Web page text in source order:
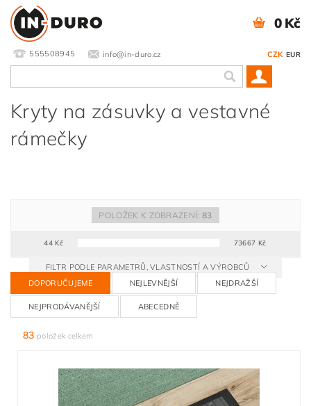
555508945 info@in-duro.cz CZK EUR
0 Kč
Kryty na zásuvky a vestavné
rámečky
44Kč 73667 Kč
POLOŽEK K ZOBRAZENÍ:83
FILTR PODLE PARAMETRŮ, VLASTNOSTÍ A VÝROBCŮ
DOPORUČUJEME
NEJLEVNĚJŠÍ NEJDRAŽŠÍ
NEJPRODÁVANĚJŠÍ ABECEDNĚ
83 položek celkem